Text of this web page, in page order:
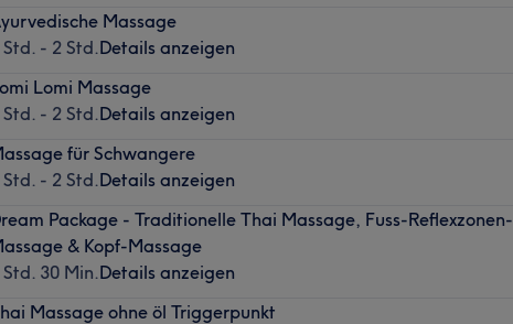
Massage
Std. - 2 Std.Details anzeigen
Lomi Massage
Std. - 2 Std.Details anzeigen
für Schwangere
Std. - 2 Std.Details anzeigen
Package - Traditionelle Thai Massage, Fuss-Reflexzonen-
& Kopf-Massage
Std. 30 Min.Details anzeigen
Massage ohne öl Triggerpunkt